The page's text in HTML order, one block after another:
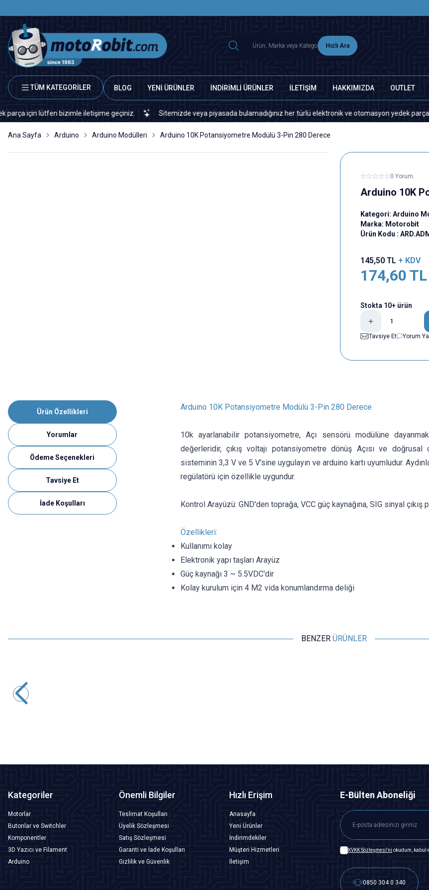
Hızlı Ara
TÜM KATEGORİLER BLOG YENİ ÜRÜNLER İNDİRİMLİ ÜRÜNLER İLETİŞİM HAKKIMIZDA OUTLET
için lütfen bizimle iletişime geçiniz. Sitemizde veya piyasada bulamadığınız her türlü elektronik ve otomasyon yedek parça için
Ana Sayfa Arduino Arduino Modülleri Arduino 10K Potansiyometre Modülü 3-Pin 280 Derece
0 Yorum
Arduino 10K
Kategori: Arduino
Marka: Motorobit
Ürün Kodu :
145,50TL + KDV
174,60 TL
Stokta 10+ ürün
Tavsiye Et
Yorum
Ürün Özellikleri
Yorumlar
Ödeme Seçenekleri
Tavsiye Et
İade Koşulları
Arduino 10K Potansiyometre Modülü 3-Pin 280 Derece
10k ayarlanabilir potansiyometre, Açı sensörü modülüne
değerleridir, çıkış voltajı potansiyometre dönüş Açısı ve
sisteminin 3,3 V ve 5 V'sine uygulayın ve arduino kartı uyumludur.
regülatörü için özellikle uygundur.
Kontrol Arayüzü: GND'den toprağa, VCC güç kaynağına, SIG sinyal çıkış
Özellikleri:
Kullanımı kolay
Elektronik yapı taşları Arayüz
Güç kaynağı 3 ~ 5.5VDC'dir
Kolay kurulum için 4 M2 vida konumlandırma deliği
BENZER ÜRÜNLER
Kategoriler
Motorlar
Butonlar ve Switchler
Komponentler
3D Yazıcı ve Filament
Arduino
Önemli Bilgiler
Teslimat Koşulları
Üyelik Sözleşmesi
Satış Sözleşmesi
Garanti ve İade Koşulları
Gizlilik ve Güvenlik
Hızlı Erişim
Anasayfa
Yeni Ürünler
İndirimdekiler
Müşteri Hizmetleri
İletişim
E-Bülten Aboneliği
KVKK Sözleşmesi'ni okudum, kabul
0850 304 0 340